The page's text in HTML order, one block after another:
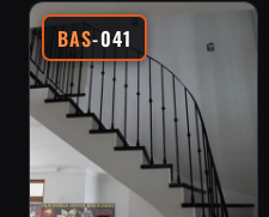
BAS-041